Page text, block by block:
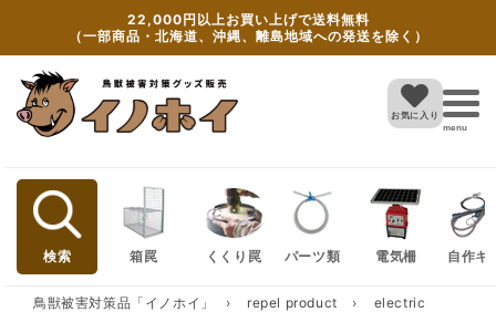
content
22,000円以上お買い上げで送料無料
（一部商品・北海道、沖縄、離島地域への発送を除く）
お気に入り
menu
検索 箱罠 くくり罠 パーツ類 電気柵 自作キ
鳥獣被害対策品「イノホイ」 › repel product ›
electric